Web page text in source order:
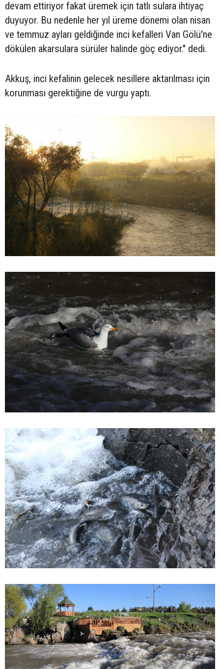
devam ettiriyor fakat üremek için tatlı sulara ihtiyaç
duyuyor. Bu nedenle her yıl üreme dönemi olan nisan
ve temmuz ayları geldiğinde inci kefalleri Van Gölü'ne
dökülen akarsulara sürüler halinde göç ediyor." dedi.
Akkuş, inci kefalinin gelecek nesillere aktarılması için
korunması gerektiğine de vurgu yaptı.